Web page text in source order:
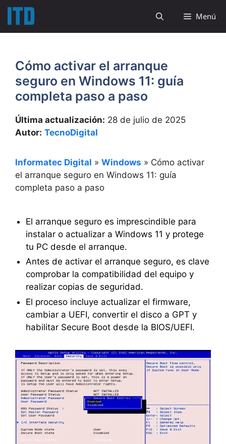
Saltar
contenido
Menú
Cómo activar el arranque
seguro en Windows 11: guía
completa paso a paso
Última actualización: 28 de julio de 2025
Autor: TecnoDigital
Informatec Digital » Windows » Cómo activar
el arranque seguro en Windows 11: guía
completa paso a paso
El arranque seguro es imprescindible para
instalar o actualizar a Windows 11 y protege
tu PC desde el arranque.
Antes de activar el arranque seguro, es clave
comprobar la compatibilidad del equipo y
realizar copias de seguridad.
El proceso incluye actualizar el firmware,
cambiar a UEFI, convertir el disco a GPT y
habilitar Secure Boot desde la BIOS/UEFI.